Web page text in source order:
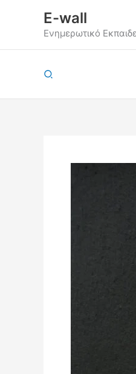
περιεχόμενο
E-wall
Ενημερωτικό
Αναζήτηση